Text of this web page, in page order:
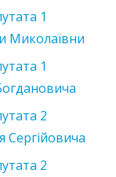
1
Миколаївни
1
2
Сергійовича
2